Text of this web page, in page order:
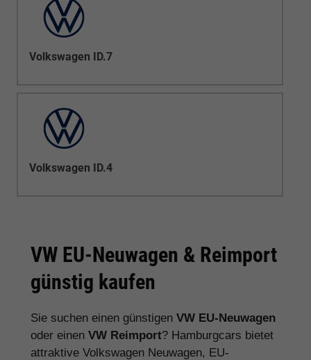
Volkswagen ID.7
Volkswagen ID.4
VW EU-Neuwagen & Reimport
günstig kaufen
Sie suchen einen günstigen VW EU-Neuwagen
oder einen VW Reimport? Hamburgcars bietet
attraktive Volkswagen Neuwagen, EU-